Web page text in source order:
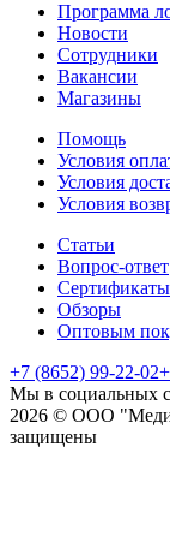
Программа
Новости
Сотрудники
Вакансии
Магазины
Помощь
Условия
Условия
Условия
Статьи
Вопрос-ответ
Обзоры
Оптовым
+7 (8652) 99-22-02
Мы в социальных
2026 © ООО
защищены